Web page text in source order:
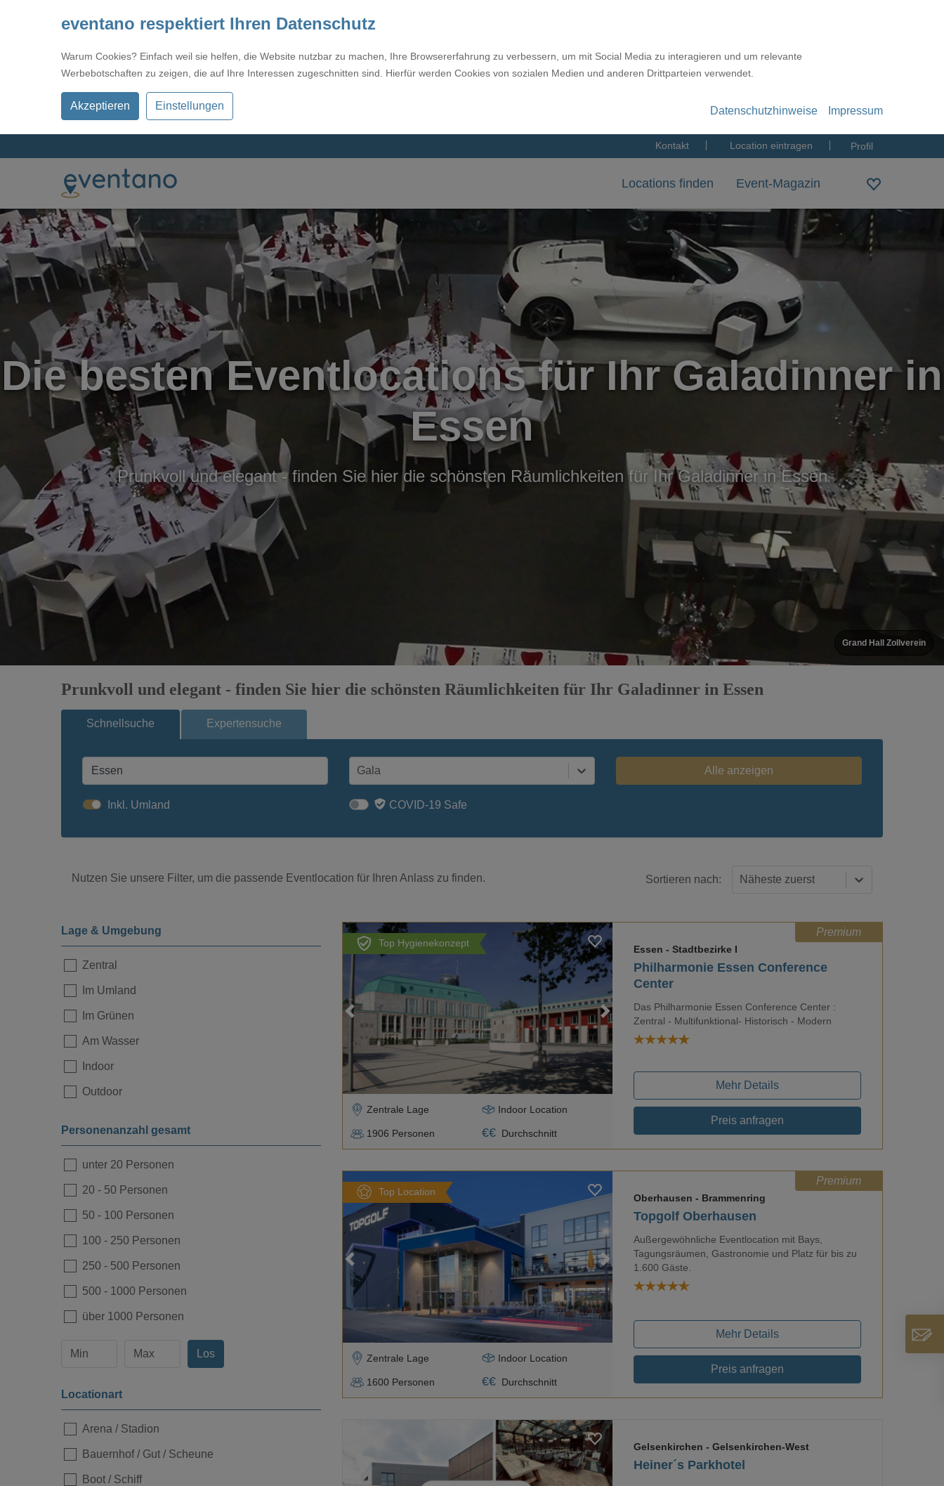
eventano respektiert Ihren Datenschutz
Warum Cookies? Einfach weil sie helfen, die Website nutzbar zu machen, Ihre Browsererfahrung zu verbessern, um mit Social Media zu interagieren und um relevante
Werbebotschaften zu zeigen, die auf Ihre Interessen zugeschnitten sind. Hierfür werden Cookies von sozialen Medien und anderen Drittparteien verwendet.
Akzeptieren Einstellungen Datenschutzhinweise Impressum
Kontakt Location eintragen Profil
Locations finden Event-Magazin
Die besten Eventlocations für Ihr Galadinner in
Essen
Prunkvoll und elegant - finden Sie hier die schönsten Räumlichkeiten für Ihr Galadinner in Essen
Stiftung Zollverein - Salzlager
Prunkvoll und elegant - finden Sie hier die schönsten Räumlichkeiten für Ihr Galadinner in Essen
Schnellsuche Expertensuche
Gala Alle anzeigen
Inkl. Umland COVID-19 Safe
Nutzen Sie unsere Filter, um die passende Eventlocation für Ihren Anlass zu finden. Sortieren nach: Näheste zuerst
Lage & Umgebung
Zentral
Im Umland
Im Grünen
Am Wasser
Indoor
Outdoor
Personenanzahl gesamt
unter 20 Personen
20 - 50 Personen
50 - 100 Personen
100 - 250 Personen
250 - 500 Personen
500 - 1000 Personen
über 1000 Personen
Los
Locationart
Arena / Stadion
Bauernhof / Gut / Scheune
Boot / Schiff
Top Hygienekonzept
Loading... Loading...
Zentrale Lage Indoor Location
1906 Personen €€ Durchschnitt
Premium
Philharmonie Essen Conference
Center
Essen - Stadtbezirke I
Das Philharmonie Essen Conference Center :
Zentral - Multifunktional- Historisch - Modern
Mehr Details
Preis anfragen
Top Location
Loading... Loading...
Zentrale Lage Indoor Location
1600 Personen €€ Durchschnitt
Premium
Topgolf Oberhausen
Oberhausen - Brammenring
Außergewöhnliche Eventlocation mit Bays,
Tagungsräumen, Gastronomie und Platz für bis zu
1.600 Gäste.
Mehr Details
Preis anfragen
Heiner´s Parkhotel
Gelsenkirchen - Gelsenkirchen-West